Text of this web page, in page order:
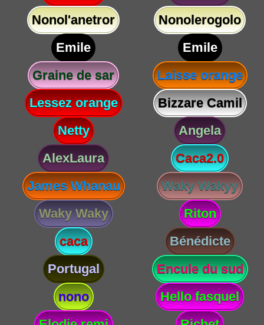
Nonol'anetror
Nonolerogolo
Emile
Emile
Graine de sar
Laisse orange
Lessez orange
Bizzare Camil
Netty
Angela
AlexLaura
Caca2.0
James Whanau
Waky Wakyy
Waky Waky
Riton
caca
Bénédicte
Portugal
Encule du sud
nono
Hello fasquel